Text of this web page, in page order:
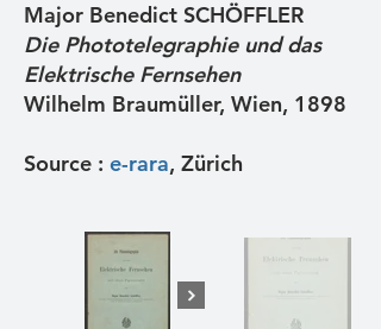
Major Benedict SCHÖFFLER
Die Phototelegraphie und das
Elektrische Fernsehen
Wilhelm Braumüller, Wien, 1898
Source : e-rara, Zürich